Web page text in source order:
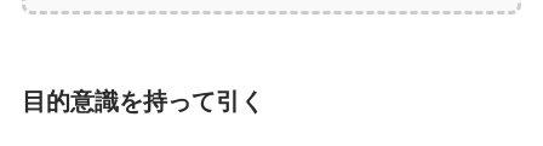
目的意識を持って引く